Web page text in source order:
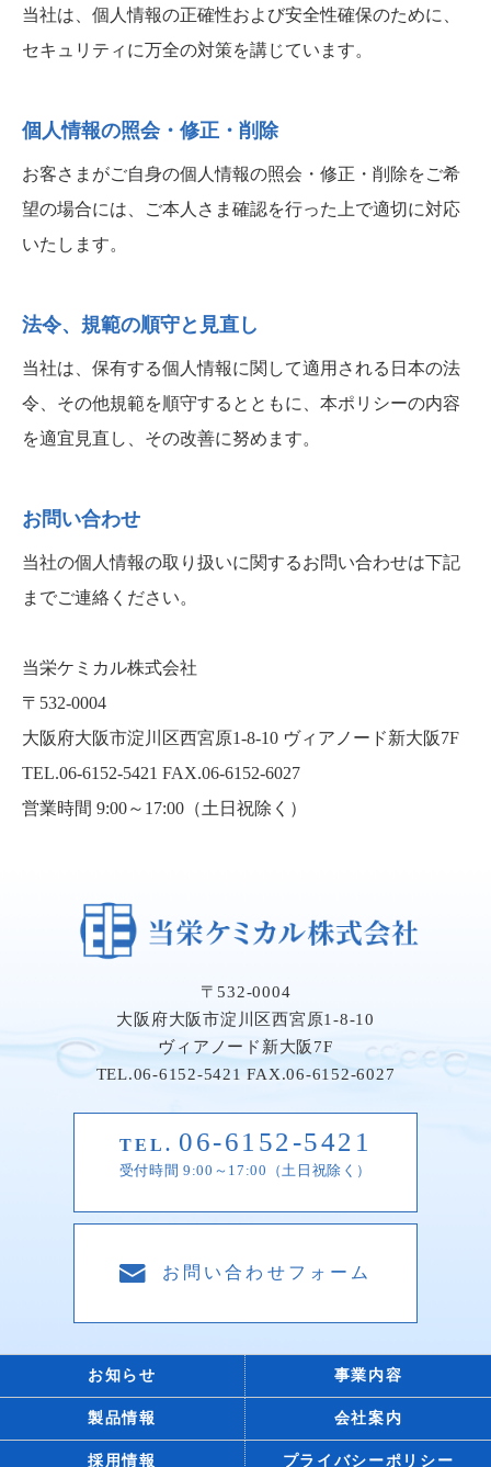
当社は、個人情報の正確性および安全性確保のために、
セキュリティに万全の対策を講じています。
個人情報の照会・修正・削除
お客さまがご自身の個人情報の照会・修正・削除をご希
望の場合には、ご本人さま確認を行った上で適切に対応
いたします。
法令、規範の順守と見直し
当社は、保有する個人情報に関して適用される日本の法
令、その他規範を順守するとともに、本ポリシーの内容
を適宜見直し、その改善に努めます。
お問い合わせ
当社の個人情報の取り扱いに関するお問い合わせは下記
までご連絡ください。
当栄ケミカル株式会社
〒532-0004
大阪府大阪市淀川区西宮原1-8-10 ヴィアノード新大阪7F
TEL.06-6152-5421 FAX.06-6152-6027
営業時間 9:00～17:00（土日祝除く）
〒532-0004
大阪府大阪市淀川区西宮原1-8-10
ヴィアノード新大阪7F
TEL.06-6152-5421 FAX.06-6152-6027
TEL. 06-6152-5421
受付時間 9:00～17:00（土日祝除く）
お問い合わせフォーム
お知らせ 事業内容
製品情報 会社案内
採用情報 プライバシーポリシー